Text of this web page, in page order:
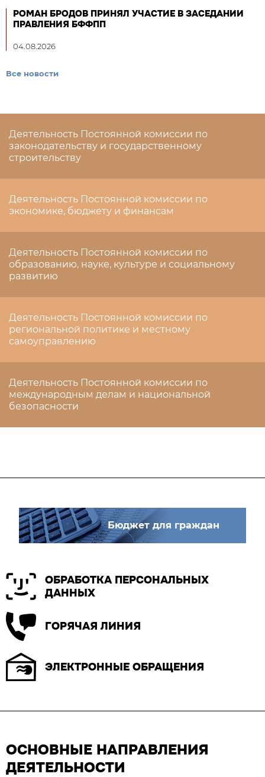
РОМАН БРОДОВ ПРИНЯЛ УЧАСТИЕ В ЗАСЕДАНИИ
ПРАВЛЕНИЯ БФФПП
04.08.2026
Все новости
Деятельность Постоянной комиссии по
законодательству и государственному
строительству
Деятельность Постоянной комиссии по
экономике, бюджету и финансам
Деятельность Постоянной комиссии по
образованию, науке, культуре и социальному
развитию
Деятельность Постоянной комиссии по
региональной политике и местному
самоуправлению
Деятельность Постоянной комиссии по
международным делам и национальной
безопасности
Бюджет для граждан
ОБРАБОТКА ПЕРСОНАЛЬНЫХ
ДАННЫХ
ГОРЯЧАЯ ЛИНИЯ
ЭЛЕКТРОННЫЕ ОБРАЩЕНИЯ
ОСНОВНЫЕ НАПРАВЛЕНИЯ
ДЕЯТЕЛЬНОСТИ